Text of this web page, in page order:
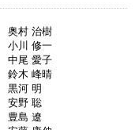
奥村 治樹
小川 修一
中尾 愛子
鈴木 峰晴
黒河 明
安野 聡
豊島 遼